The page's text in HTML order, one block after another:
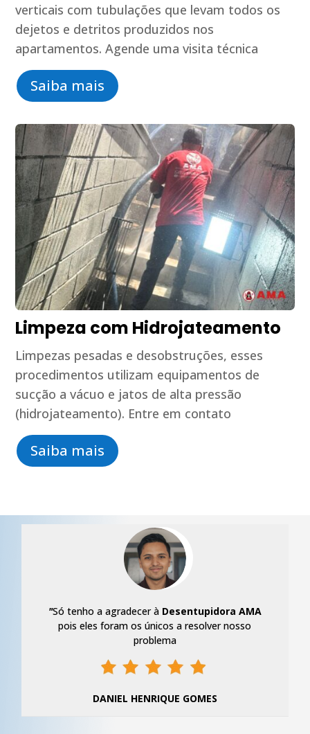
verticais com tubulações que levam todos os
dejetos e detritos produzidos nos
apartamentos. Agende uma visita técnica
Saiba mais
Limpeza com Hidrojateamento
Limpezas pesadas e desobstruções, esses
procedimentos utilizam equipamentos de
sucção a vácuo e jatos de alta pressão
(hidrojateamento). Entre em contato
Saiba mais
"Só tenho a agradecer à Desentupidora AMA
pois eles foram os únicos a resolver nosso
problema
DANIEL HENRIQUE GOMES